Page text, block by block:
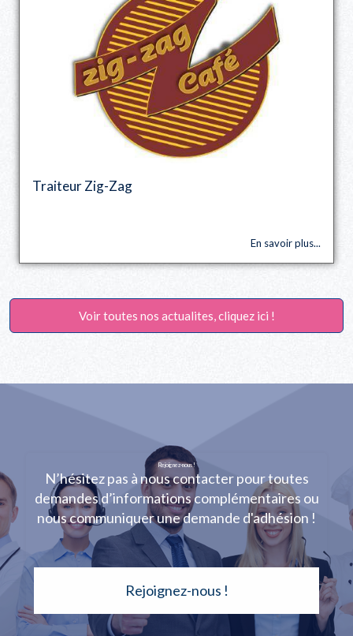
Traiteur Zig-Zag
En savoir plus...
Voir toutes nos actualites, cliquez ici !
Rejoignez-nous !
N’hésitez pas à nous contacter pour toutes
demandes d’informations complémentaires ou
nous communiquer une demande d'adhésion !
Rejoignez-nous !